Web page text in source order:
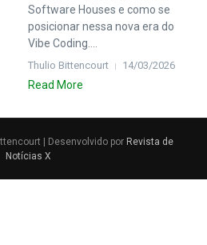
Software Houses e como se
posicionar nessa nova era do
Vibe Coding....
Thulio Bittencourt 14/03/2026
Read More
| Desenvolvido por Revista de
Notícias X